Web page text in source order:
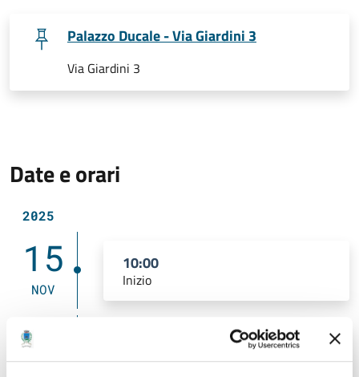
Palazzo Ducale - Via Giardini 3
Via Giardini 3
Date e orari
2025
15
NOV
10:00
Inizio
24 Fine